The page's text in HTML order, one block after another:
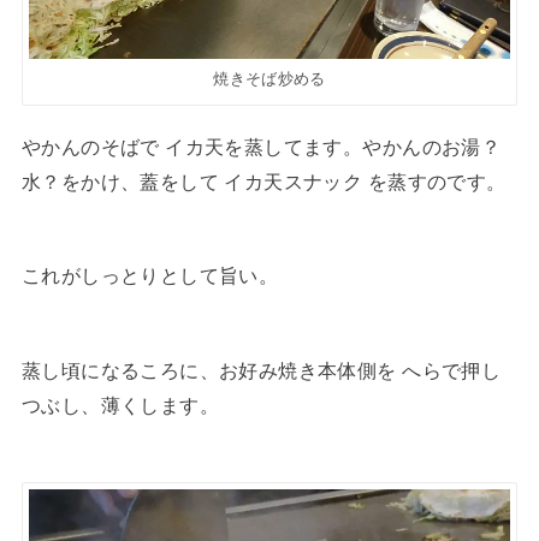
焼きそば炒める
やかんのそばで イカ天を蒸してます。やかんのお湯？
水？をかけ、蓋をして イカ天スナック を蒸すのです。
これがしっとりとして旨い。
蒸し頃になるころに、お好み焼き本体側を へらで押し
つぶし、薄くします。